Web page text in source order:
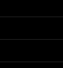
bảo hành tại Bảo